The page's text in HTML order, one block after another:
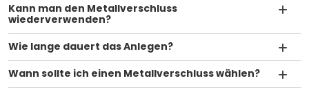
Kann man den Metallverschluss
wiederverwenden?
Wie lange dauert das Anlegen?
Wann sollte ich einen Metallverschluss wählen?